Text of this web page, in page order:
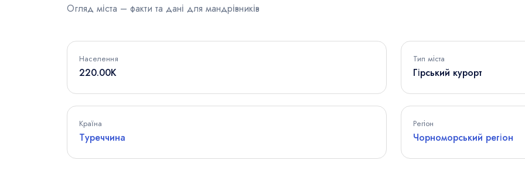
Огляд міста – факти та дані для мандрівників
Населення
220.00K
Тип міста
Гірський курорт
Країна
Туреччина
Регіон
Чорноморський регіон